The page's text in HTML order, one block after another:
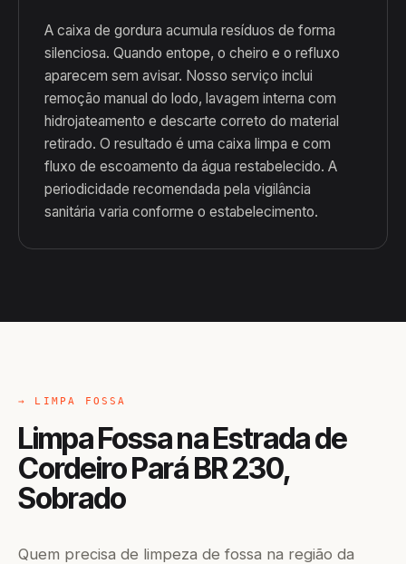
A caixa de gordura acumula resíduos de forma
silenciosa. Quando entope, o cheiro e o refluxo
aparecem sem avisar. Nosso serviço inclui
remoção manual do lodo, lavagem interna com
hidrojateamento e descarte correto do material
retirado. O resultado é uma caixa limpa e com
fluxo de escoamento da água restabelecido. A
periodicidade recomendada pela vigilância
sanitária varia conforme o estabelecimento.
→ LIMPA FOSSA
Limpa Fossa na Estrada de
Cordeiro Pará BR 230,
Sobrado
Quem precisa de limpeza de fossa na região da